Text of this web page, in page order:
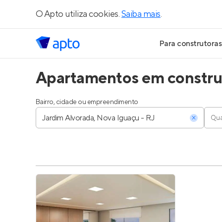
O Apto utiliza cookies.Saiba mais.
Para construtoras
Geração de
Geração de
Parcerias
Anunciar
Apartamentos em
Bairro, cidade ou empreendimento